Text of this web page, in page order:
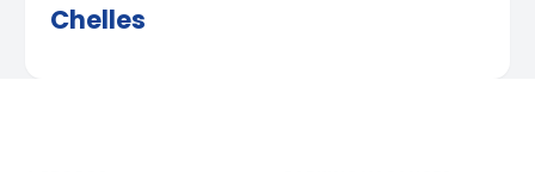
Chelles